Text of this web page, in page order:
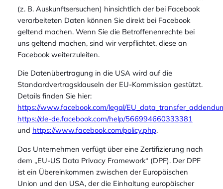
(z. B. Auskunftsersuchen) hinsichtlich der bei Facebook
verarbeiteten Daten können Sie direkt bei Facebook
geltend machen. Wenn Sie die Betroffenenrechte bei
uns geltend machen, sind wir verpflichtet, diese an
Facebook weiterzuleiten.
Die Datenübertragung in die USA wird auf die
Standardvertragsklauseln der EU-Kommission gestützt.
Details finden Sie hier:
https://www.facebook.com/legal/
https://de-de.facebook.com/help/566994660333381
und https://www.facebook.com/policy.php.
Das Unternehmen verfügt über eine Zertifizierung nach
dem „EU-US Data Privacy Framework“ (DPF). Der DPF
ist ein Übereinkommen zwischen der Europäischen
Union und den USA, der die Einhaltung europäischer